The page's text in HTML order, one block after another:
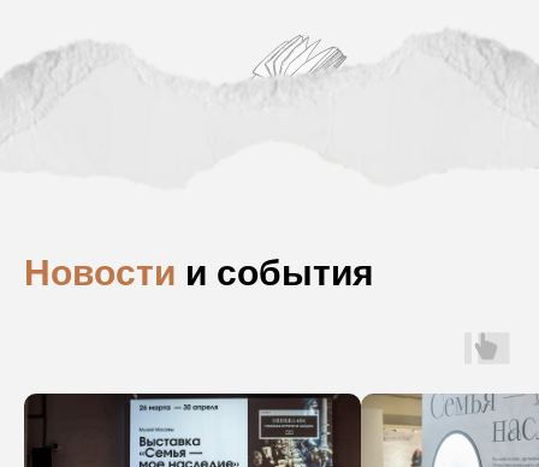
Новости и события